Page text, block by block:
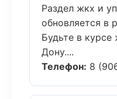
Раздел жкх и
обновляется в
Будьте в
Дону....
Телефон: 8